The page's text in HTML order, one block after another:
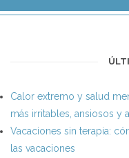
Calor extremo y salud
más irritables, ansiosos y
Vacaciones sin terapia:
las vacaciones